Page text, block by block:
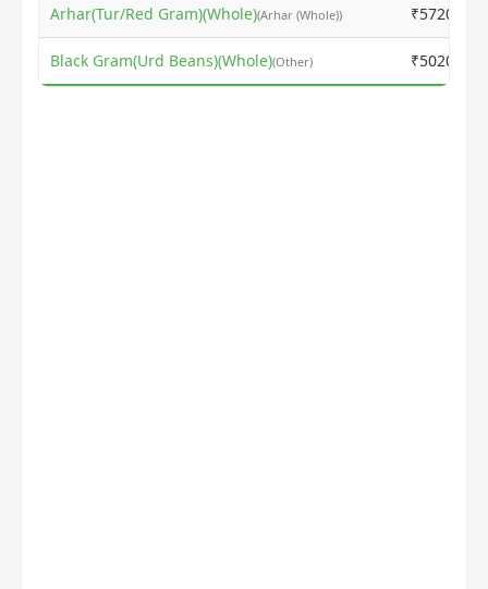
Arhar(Tur/Red Gram)(Whole)(Arhar (Whole)) ₹5720
Black Gram(Urd Beans)(Whole)(Other) ₹5020